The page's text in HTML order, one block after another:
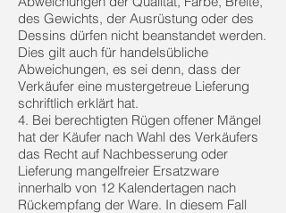
des Gewichts, der Ausrüstung oder des
Dessins dürfen nicht beanstandet werden.
Dies gilt auch für handelsübliche
Abweichungen, es sei denn, dass der
Verkäufer eine mustergetreue Lieferung
schriftlich erklärt hat.
4. Bei berechtigten Rügen offener Mängel
hat der Käufer nach Wahl des Verkäufers
das Recht auf Nachbesserung oder
Lieferung mangelfreier Ersatzware
innerhalb von 12 Kalendertagen nach
Rückempfang der Ware. In diesem Fall